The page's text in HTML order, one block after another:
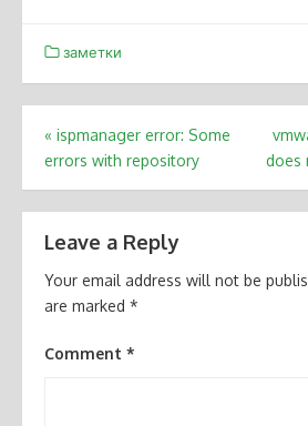
заметки
Post
navigation
« ispmanager error: Some
errors with repository
does
Leave a Reply
Your email address will not be
are marked *
Comment *